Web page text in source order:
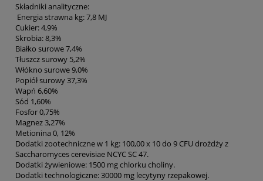
Składniki analityczne:
Energia strawna kg: 7,8 MJ
Cukier: 4,9%
Skrobia: 8,3%
Białko surowe 7,4%
Tłuszcz surowy 5,2%
Włókno surowe 9,0%
Popiół surowy 37,3%
Wapń 6,60%
Sód 1,60%
Fosfor 0,75%
Magnez 3,27%
Metionina 0, 12%
Dodatki zootechniczne w 1 kg: 100,00 x 10 do 9 CFU drożdży z
Saccharomyces cerevisiae NCYC SC 47.
Dodatki żywieniowe: 1500 mg chlorku choliny.
Dodatki technologiczne: 30000 mg lecytyny rzepakowej.